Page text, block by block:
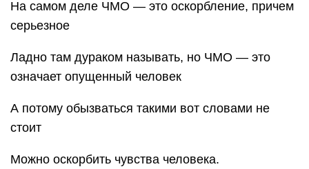
На самом деле ЧМО — это оскорбление, причем
серьезное
Ладно там дураком называть, но ЧМО — это
означает опущенный человек
А потому обызваться такими вот словами не
стоит
Можно оскорбить чувства человека.